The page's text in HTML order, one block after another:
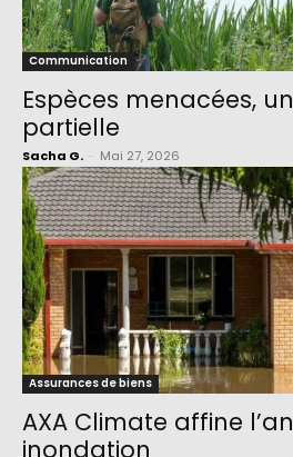
Communication
Espèces menacées,
partielle
Sacha G. Mai 27, 2026
Assurances de biens
AXA Climate affine
inondation